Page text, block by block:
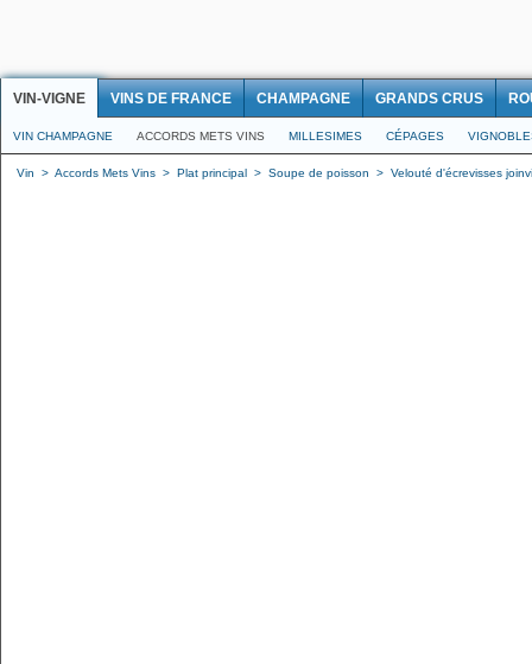
VIN-VIGNE VINS DE FRANCE CHAMPAGNE GRANDS CRUS
VIN CHAMPAGNE ACCORDS METS VINS MILLESIMES CÉPAGES
Vin > Accords Mets Vins > Plat principal > Soupe de poisson > Velouté d'écrevisses